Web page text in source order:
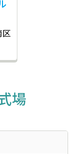
場